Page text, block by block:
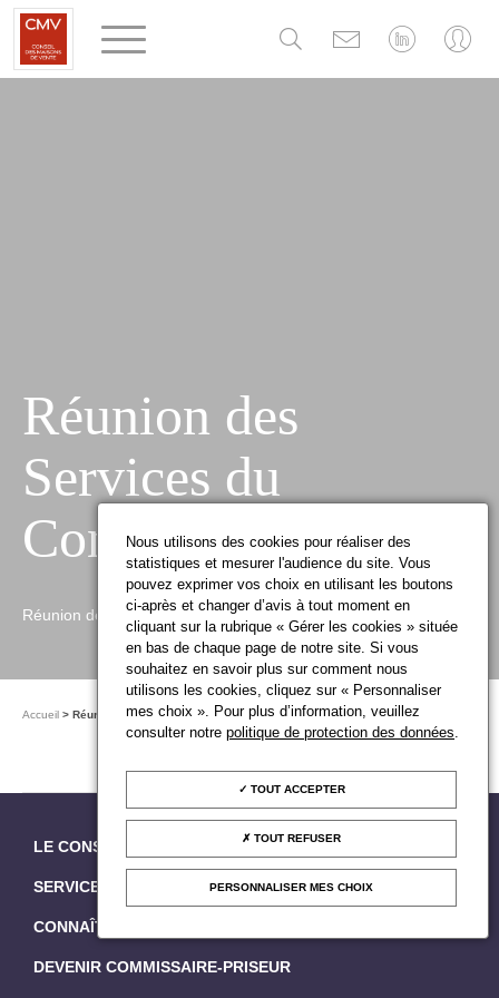
Réunion des
Services du
Conseil
Réunion des Services du Conseil
Accueil Réunion des Services du Conseil
PUBLIÉ LEJEUDI 20 AVRIL 2023
LE CONSEIL DES MAISONS DE VENTE
SERVICES EN LIGNE
CONNAÎTRE LES VENTES AUX ENCHÈRES
DEVENIR COMMISSAIRE-PRISEUR
Panneau de gestion des cookies
Nous utilisons des cookies pour réaliser des
statistiques et mesurer l'audience du site. Vous
pouvez exprimer vos choix en utilisant les boutons
ci-après et changer d’avis à tout moment en
cliquant sur la rubrique « Gérer les cookies » située
en bas de chaque page de notre site. Si vous
souhaitez en savoir plus sur comment nous
utilisons les cookies, cliquez sur « Personnaliser
mes choix ». Pour plus d’information, veuillez
consulter notrepolitique de protection des données
TOUT ACCEPTER
TOUT REFUSER
PERSONNALISER MES CHOIX